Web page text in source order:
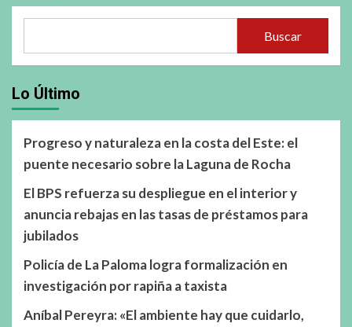
Buscar
Lo Último
Progreso y naturaleza en la costa del Este: el
puente necesario sobre la Laguna de Rocha
El BPS refuerza su despliegue en el interior y
anuncia rebajas en las tasas de préstamos para
jubilados
Policía de La Paloma logra formalización en
investigación por rapiña a taxista
Aníbal Pereyra: «El ambiente hay que cuidarlo,